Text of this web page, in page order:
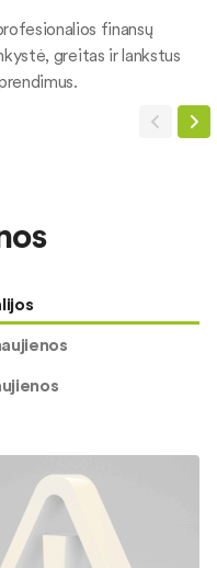
finansų
greitas ir lankstus